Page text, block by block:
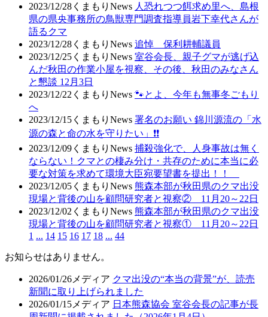
2023/12/28 くまもりNews 人恐れつつ餌求め里へ、島根
県の県央事務所の鳥獣専門調査指導員岩下幸代さんが
語るクマ
2023/12/28 くまもりNews 追悼 保利耕輔議員
2023/12/25 くまもりNews 室谷会長、親子グマが逃げ込
んだ秋田の作業小屋を視察、その後、秋田のみなさん
と懇談 12月3日
2023/12/22 くまもりNews 🐾とよ、今年も無事冬ごもり
へ
2023/12/15 くまもりNews 署名のお願い 錦川源流の「水
源の森と命の水を守りたい」❗❗
2023/12/09 くまもりNews 捕殺強化で、人身事故は無く
ならない！クマとの棲み分け・共存のために本当に必
要な対策を求めて環境大臣宛要望書を提出！！
2023/12/05 くまもりNews 熊森本部が秋田県のクマ出没
現場と背後の山を顧問研究者と視察② 11月20～22日
2023/12/02 くまもりNews 熊森本部が秋田県のクマ出没
現場と背後の山を顧問研究者と視察① 11月20～22日
1 ... 14 15 16 17 18 ... 44
お知らせはありません。
2026/01/26 メディア クマ出没の“本当の背景”が、読売
新聞に取り上げられました
2026/01/15 メディア 日本熊森協会 室谷会長の記事が長